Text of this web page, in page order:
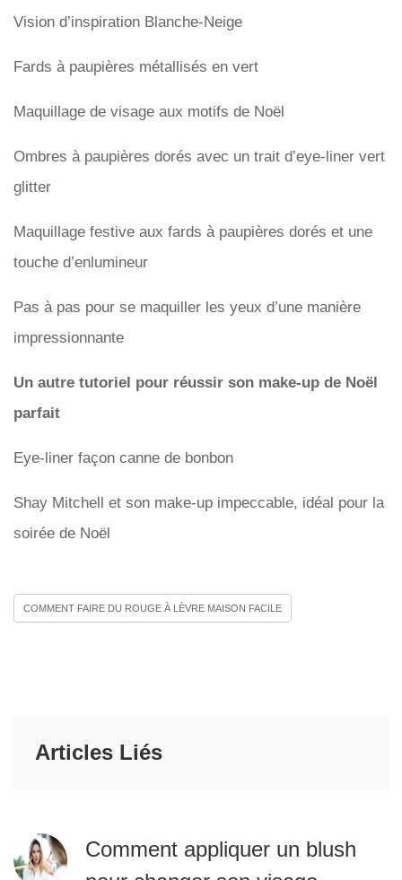
Vision d’inspiration Blanche-Neige
Fards à paupières métallisés en vert
Maquillage de visage aux motifs de Noël
Ombres à paupières dorés avec un trait d’eye-liner vert
glitter
Maquillage festive aux fards à paupières dorés et une
touche d’enlumineur
Pas à pas pour se maquiller les yeux d’une manière
impressionnante
Un autre tutoriel pour réussir son make-up de Noël
parfait
Eye-liner façon canne de bonbon
Shay Mitchell et son make-up impeccable, idéal pour la
soirée de Noël
COMMENT FAIRE DU ROUGE À LÈVRE MAISON FACILE
Articles Liés
Comment appliquer un blush